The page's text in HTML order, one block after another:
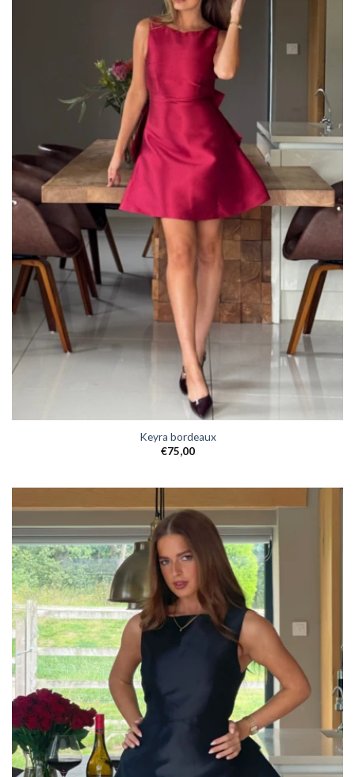
Keyra bordeaux
€75,00